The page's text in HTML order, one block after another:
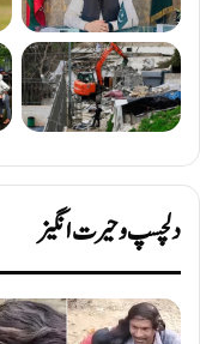
دلچسپ و حیرت انگیز